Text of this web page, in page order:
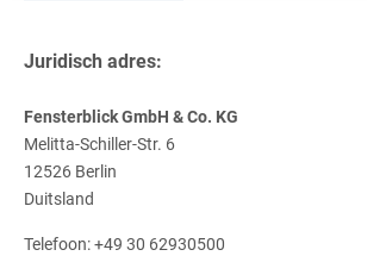
Juridisch adres:
Fensterblick GmbH & Co. KG
Melitta-Schiller-Str. 6
12526 Berlin
Duitsland
Telefoon: +49 30 62930500